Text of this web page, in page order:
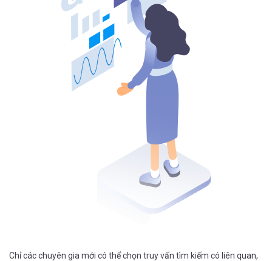
Chỉ các chuyên gia mới có thể chọn truy vấn tìm kiếm có liên quan,